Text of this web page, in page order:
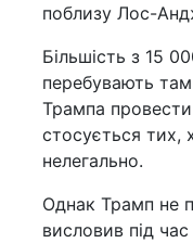
поблизу Лос-
Більшість з 15
перебувають
Трампа провести
стосується тих,
нелегально.
Однак Трамп не
висловив під